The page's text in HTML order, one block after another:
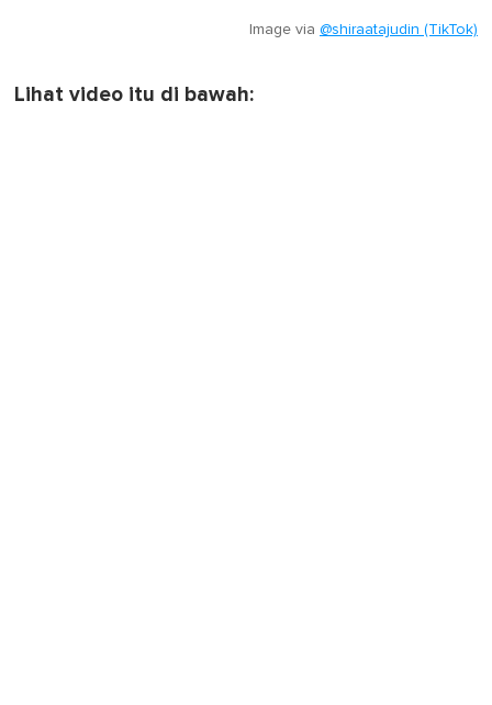
Image via @shiraatajudin (TikTok)
Lihat video itu di bawah: